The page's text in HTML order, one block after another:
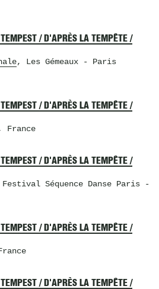
/ D'APRÈS LA TEMPÊTE /
, Les Gémeaux- Paris
/ D'APRÈS LA TEMPÊTE /
/ D'APRÈS LA TEMPÊTE /
Séquence Danse Paris-
/ D'APRÈS LA TEMPÊTE /
/ D'APRÈS LA TEMPÊTE /